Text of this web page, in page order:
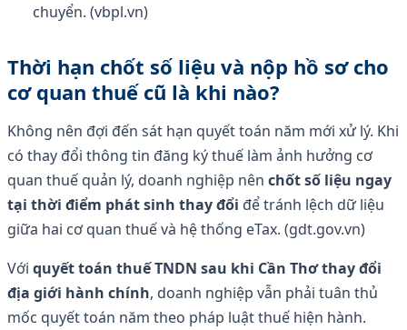
chuyển. (vbpl.vn)
Thời hạn chốt số liệu và nộp hồ sơ cho
cơ quan thuế cũ là khi nào?
Không nên đợi đến sát hạn quyết toán năm mới xử lý. Khi
có thay đổi thông tin đăng ký thuế làm ảnh hưởng cơ
quan thuế quản lý, doanh nghiệp nên chốt số liệu ngay
tại thời điểm phát sinh thay đổi để tránh lệch dữ liệu
giữa hai cơ quan thuế và hệ thống eTax. (gdt.gov.vn)
Với quyết toán thuế TNDN sau khi Cần Thơ thay đổi
địa giới hành chính, doanh nghiệp vẫn phải tuân thủ
mốc quyết toán năm theo pháp luật thuế hiện hành.